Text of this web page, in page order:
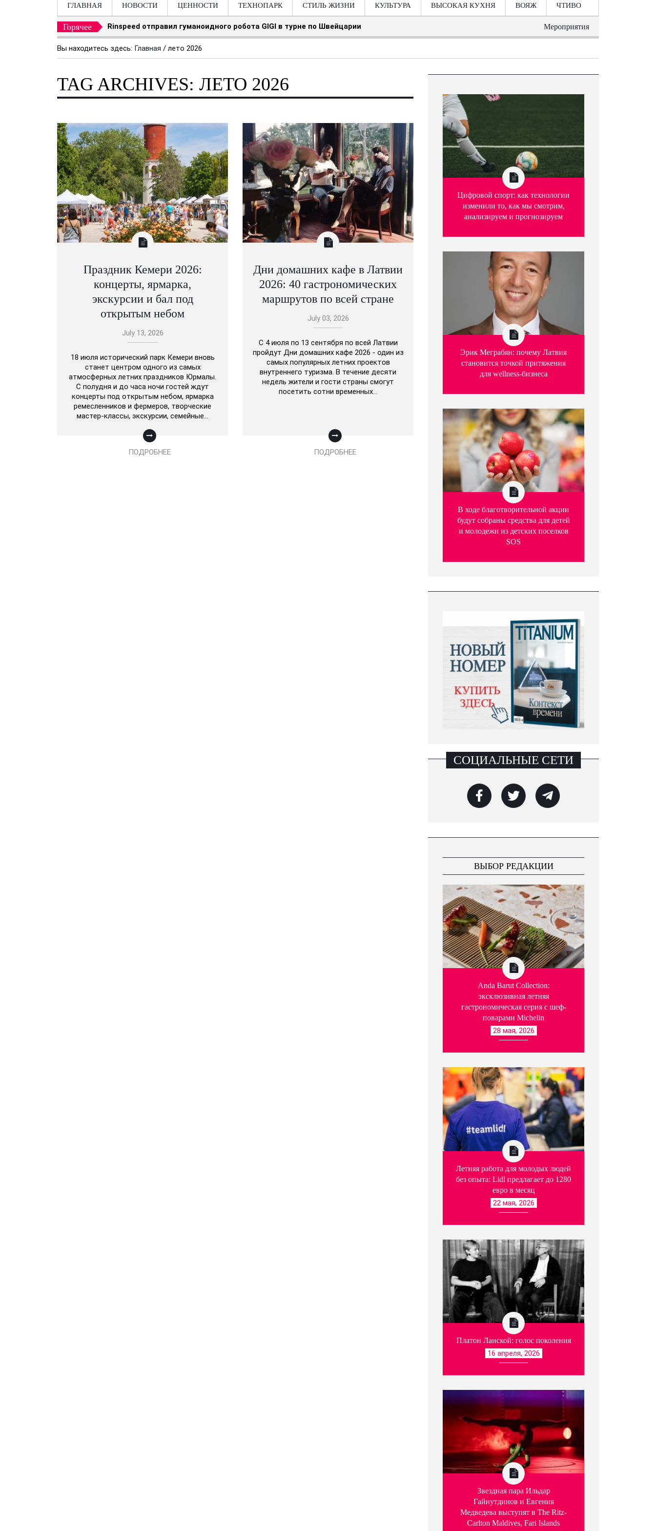
ГЛАВНАЯ НОВОСТИ ЦЕННОСТИ ТЕХНОПАРК СТИЛЬ ЖИЗНИ КУЛЬТУРА ВЫСОКАЯ КУХНЯ ВОЯЖ ЧТИВО
Горячее Rinspeed отправил гуманоидного робота GIGI в турне по Швейцарии Мероприятия
Вы находитесь здесь: Главная / лето 2026
TAG ARCHIVES: ЛЕТО 2026
Праздник Кемери 2026:
концерты, ярмарка,
экскурсии и бал под
открытым небом
July 13, 2026
18 июля исторический парк Кемери вновь
станет центром одного из самых
атмосферных летних праздников Юрмалы.
С полудня и до часа ночи гостей ждут
концерты под открытым небом, ярмарка
ремесленников и фермеров, творческие
мастер-классы, экскурсии, семейные…
ПОДРОБНЕЕ
Дни домашних кафе в Латвии
2026: 40 гастрономических
маршрутов по всей стране
July 03, 2026
С 4 июля по 13 сентября по всей Латвии
пройдут Дни домашних кафе 2026 - один из
самых популярных летних проектов
внутреннего туризма. В течение десяти
недель жители и гости страны смогут
посетить сотни временных…
ПОДРОБНЕЕ
Цифровой спорт: как технологии
изменили то, как мы смотрим,
анализируем и прогнозируем
Эрик Меграбян: почему Латвия
становится точкой притяжения
для wellness-бизнеса
В ходе благотворительной акции
будут собраны средства для детей
и молодежи из детских поселков
SOS
СОЦИАЛЬНЫЕ СЕТИ
ВЫБОР РЕДАКЦИИ
Anda Barut Collection:
эксклюзивная летняя
гастрономическая серия с шеф-
поварами Michelin
28 мая, 2026
Летняя работа для молодых людей
без опыта: Lidl предлагает до 1280
евро в месяц
22 мая, 2026
Платон Ланской: голос поколения
16 апреля, 2026
Звездная пара Ильдар
Гайнутдинов и Евгения
Медведева выступят в The Ritz-
Carlton Maldives, Fari Islands